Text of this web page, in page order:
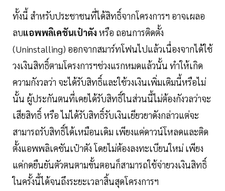
ทั้งนี้ สำหรับประชาชนที่ได้สิทธิ์จากโครงการฯ อาจเผลอ
ลบแอพพลิเคชันเป๋าตัง หรือ ถอนการติดตั้ง
(Uninstalling) ออกจากสมาร์ทโฟนไปแล้วเนื่องจากได้ใช้
วงเงินสิทธิ์ตามโครงการฯช่วงแรกหมดแล้วนั้น ทำให้เกิด
ความกังวลว่า จะได้รับสิทธิ์และใช้วงเงินเพิ่มเติมนี้หรือไม่
นั้น ผู้ประกันตนที่เคยได้รับสิทธิ์ในส่วนนี้ไม่ต้องกังวลว่าจะ
เสียสิทธิ์ หรือ ไม่ได้รับสิทธิ์รับเงินเยียวยาดังกล่าวแต่จะ
สามารถรับสิทธิ์ได้เหมือนเดิม เพียงแค่ดาวน์โหลดและติด
ตั้งแอพพลิเคชันเป๋าตัง โดยไม่ต้องลงทะเบียนใหม่ เพียง
แค่กดยืนยันตัวตนตามขั้นตอนก็สามารถใช้จ่ายวงเงินสิทธิ์
ในครั้งนี้ได้จนถึงระยะเวลาสิ้นสุดโครงการฯ